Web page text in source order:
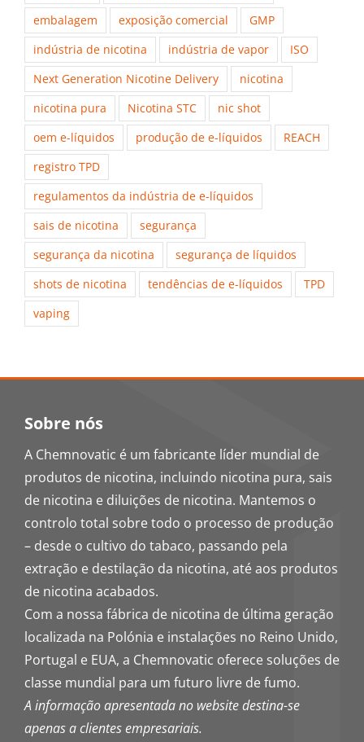
embalagem
exposição comercial
GMP
indústria de nicotina
indústria de vapor
ISO
Next Generation Nicotine Delivery
nicotina
nicotina pura
Nicotina STC
nic shot
oem e-líquidos
produção de e-líquidos
REACH
registro TPD
regulamentos da indústria de e-líquidos
sais de nicotina
segurança
segurança da nicotina
segurança de líquidos
shots de nicotina
tendências de e-líquidos
TPD
vaping
Sobre nós
A Chemnovatic é um fabricante líder mundial de
produtos de nicotina, incluindo nicotina pura, sais
de nicotina e diluições de nicotina. Mantemos o
controlo total sobre todo o processo de produção
– desde o cultivo do tabaco, passando pela
extração e destilação da nicotina, até aos produtos
de nicotina acabados.
Com a nossa fábrica de nicotina de última geração
localizada na Polónia e instalações no Reino Unido,
Portugal e EUA, a Chemnovatic oferece soluções de
classe mundial para um futuro livre de fumo.
A informação apresentada no website destina-se
apenas a clientes empresariais.